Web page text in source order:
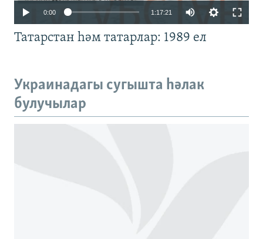
0:00 1:17:21
720p
Татарстан һәм татарлар: 1989 ел
Украинадагы сугышта һәлак
булучылар